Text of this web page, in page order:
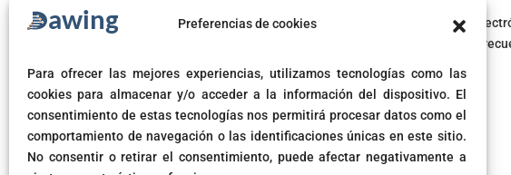
Preferencias de cookies
Para ofrecer las mejores experiencias, utilizamos tecnologías como las
cookies para almacenar y/o acceder a la información del dispositivo. El
consentimiento de estas tecnologías nos permitirá procesar datos como el
comportamiento de navegación o las identificaciones únicas en este sitio.
No consentir o retirar el consentimiento, puede afectar negativamente a
Sextorsión por correo electrónico 2025 Sextorsión por correo
electrónico 2025 se ha convertido en una táctica de extorsión